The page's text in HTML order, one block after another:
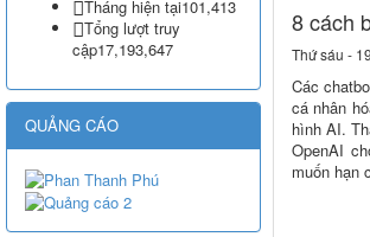
8 cách
Thứ sáu -
Các
cá nhân
hình AI.
OpenAI
muốn hạn
Tháng hiện tại101,413
Tổng lượt truy
cập17,193,647
QUẢNG CÁO